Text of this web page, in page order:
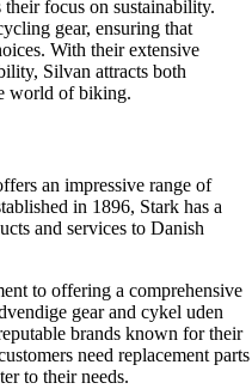
focus on sustainability.
gear, ensuring that
With their extensive
Silvan attracts both
world of biking.
an impressive range of
in 1896, Stark has a
and services to Danish
to offering a comprehensive
gear and cykel uden
brands known for their
need replacement parts
to their needs.